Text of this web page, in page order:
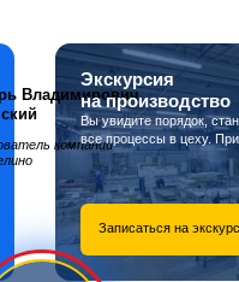
Владимирович
компании
Экскурсия
на производство
Вы увидите порядок,
все процессы в цеху.
Записаться на